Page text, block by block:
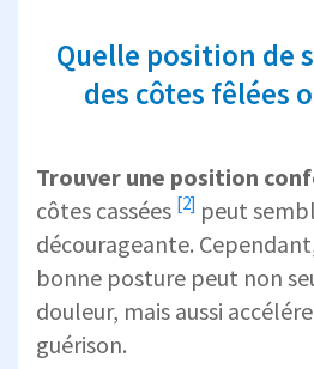
Quelle position de
des côtes fêlées
Trouver une position
côtes cassées [2] peut
décourageante.
bonne posture peut non
douleur, mais aussi
guérison.